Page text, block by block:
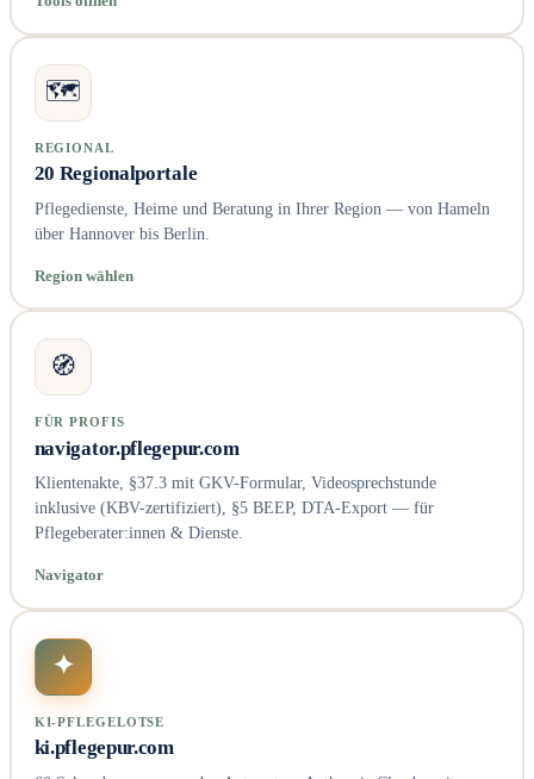
🗺️
REGIONAL
20 Regionalportale
Pflegedienste, Heime und Beratung in Ihrer Region — von Hameln
über Hannover bis Berlin.
Region wählen
🧭
FÜR PROFIS
navigator.pflegepur.com
Klientenakte, §37.3 mit GKV-Formular, Videosprechstunde
inklusive (KBV-zertifiziert), §5 BEEP, DTA-Export — für
Pflegeberater:innen & Dienste.
Navigator
✦
KI-PFLEGELOTSE
ki.pflegepur.com